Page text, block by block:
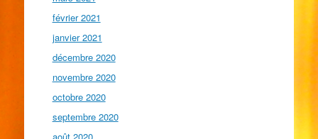
février 2021
janvier 2021
décembre 2020
novembre 2020
octobre 2020
septembre 2020